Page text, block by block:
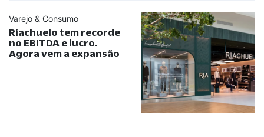
Varejo & Consumo
Riachuelo tem recorde
no EBITDA e lucro.
Agora vem a expansão